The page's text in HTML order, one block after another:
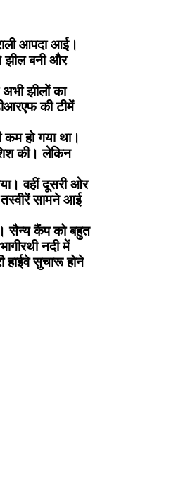
आपदा आई।
झील बनी और
झीलों का
की टीमें
हो गया था।
की। लेकिन
वहीं दूसरी ओर
सामने आई
सैन्य कैंप को बहुत
नदी में
हाईवे सुचारू होने